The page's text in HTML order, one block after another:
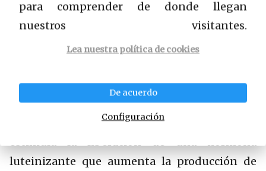
La l-carnitina– es ácido graso importante
para la libido . Aumenta el número y la
motilidad de los espermatozoides.
Ácido D-aspártico: producido en la glándula
pituitaria y los testículos, este aminoácido
(también conocido como D-aspartato)
luteinizante que aumenta la producción de
para comprender de donde llegan
nuestros visitantes.
Lea nuestra política de cookies
De acuerdo
Configuración